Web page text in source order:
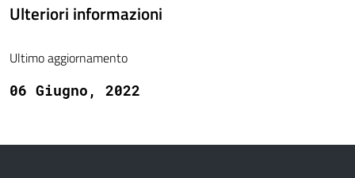
Ulteriori informazioni
Ultimo aggiornamento
06 Giugno, 2022